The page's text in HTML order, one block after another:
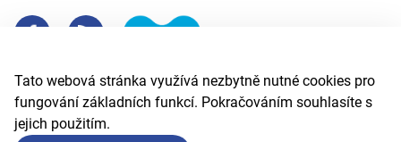
Tato webová stránka využívá nezbytně nutné cookies pro
fungování základních funkcí. Pokračováním souhlasíte s
jejich použitím.